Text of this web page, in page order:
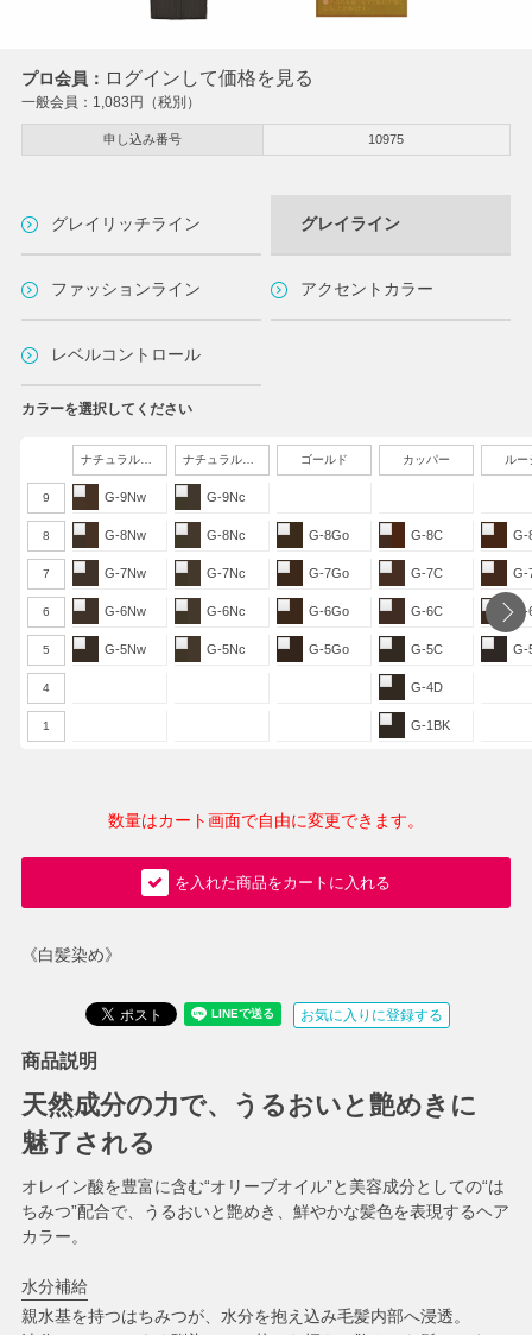
プロ会員： ログインして価格を見る
一般会員： 1,083円（税別）
申し込み番号 10975
《白髪染め》
カラーを選択してください
ゴールド カッパー ルー
9 G-9Nw G-9Nc
8 G-8Nw G-8Nc G-8Go G-8C G-
7 G-7Nw G-7Nc G-7Go G-7C G-
6 G-6Nw G-6Nc G-6Go G-6C
5 G-5Nw G-5Nc G-5Go G-5C G-
4 G-4D
1 G-1BK
数量はカート画面で自由に変更できます。
を入れた商品をカートに入れる
お気に入りに登録する
商品説明
天然成分の力で、うるおいと艶めきに
魅了される
オレイン酸を豊富に含む“オリーブオイル”と美容成分としての“は
ちみつ”配合で、うるおいと艶めき、鮮やかな髪色を表現するヘア
カラー。
水分補給
親水基を持つはちみつが、水分を抱え込み毛髪内部へ浸透。
グレイリッチライン グレイライン
ファッションライン アクセントカラー
レベルコントロール